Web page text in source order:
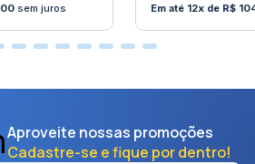
00sem juros 12 R$
Aproveite nossas promoções
Cadastre-se e fique por dentro!